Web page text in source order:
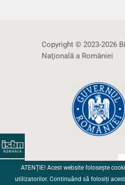
Copyright © 2023-2026
Naţională a României
ATENȚIE! Acest website folosește
utilizatorilor. Continuând să folosiți